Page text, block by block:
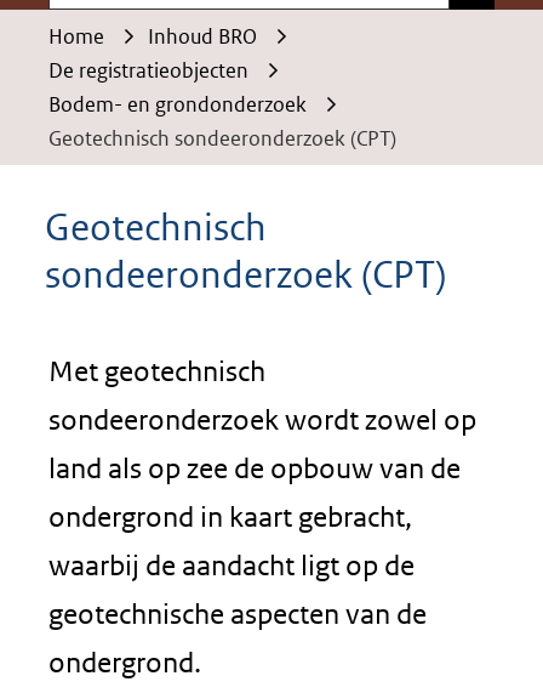
Home
Inhoud BRO
De registratieobjecten
Bodem- en grondonderzoek
Geotechnisch sondeeronderzoek (CPT)
Geotechnisch
sondeeronderzoek (CPT)
Met geotechnisch
sondeeronderzoek wordt zowel op
land als op zee de opbouw van de
ondergrond in kaart gebracht,
waarbij de aandacht ligt op de
geotechnische aspecten van de
ondergrond.